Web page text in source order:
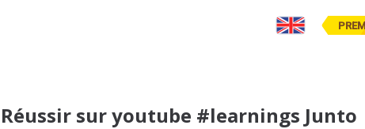
Réussir sur youtube #learnings Junto